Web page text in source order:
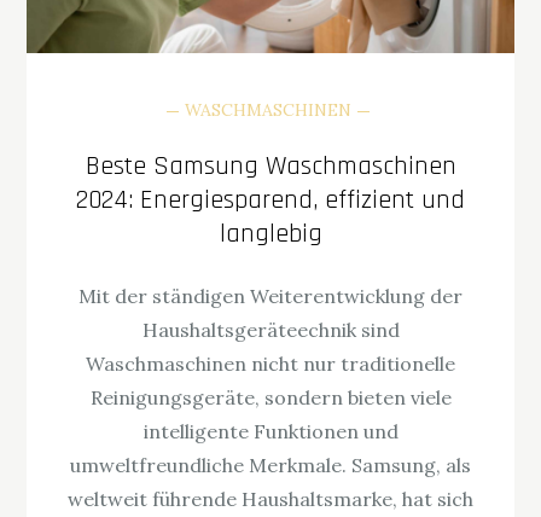
WASCHMASCHINEN
Beste Samsung Waschmaschinen
2024: Energiesparend, effizient und
langlebig
Mit der ständigen Weiterentwicklung der
Haushaltsgeräteechnik sind
Waschmaschinen nicht nur traditionelle
Reinigungsgeräte, sondern bieten viele
intelligente Funktionen und
umweltfreundliche Merkmale. Samsung, als
weltweit führende Haushaltsmarke, hat sich